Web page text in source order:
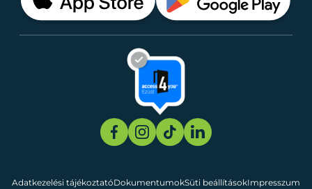
Adatkezelési tájékoztatóDokumentumokSüti beállításokImpresszum